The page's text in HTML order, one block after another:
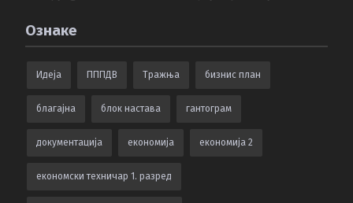
Ознаке
Идеја ПППДВ Тражња бизнис план
благајна блок настава гантограм
документација економија економија 2
економски техничар 1. разред